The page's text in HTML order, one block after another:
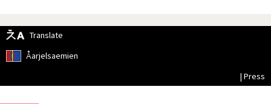
Translate
Åarjelsaemien
| Press